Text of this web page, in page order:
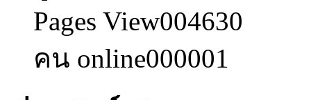
Pages View004630
คน online000001